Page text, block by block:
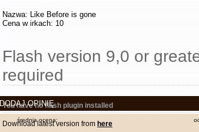
Nazwa: Like Before is gone
Cena w irkach: 10
Flash version 9,0 or
required
You have no flash plugin installed
Download latest version from here
DODAJ OPINIĘ
średnia ocena: